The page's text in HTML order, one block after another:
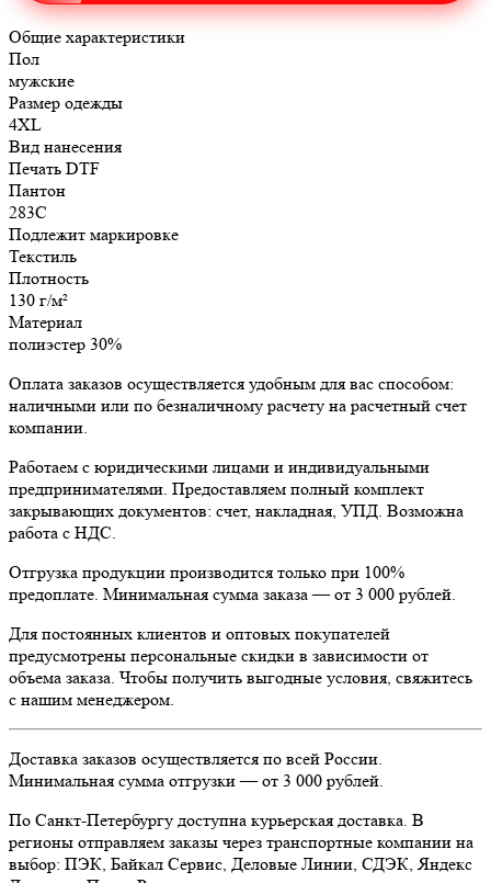
Общие характеристики
Пол
мужские
Размер одежды
4XL
Вид нанесения
Печать DTF
Пантон
283C
Подлежит маркировке
Текстиль
Плотность
130 г/м²
Материал
полиэстер 30%
Оплата заказов осуществляется удобным для вас способом:
наличными или по безналичному расчету на расчетный счет
компании.
Работаем с юридическими лицами и индивидуальными
предпринимателями. Предоставляем полный комплект
закрывающих документов: счет, накладная, УПД. Возможна
работа с НДС.
Отгрузка продукции производится только при 100%
предоплате. Минимальная сумма заказа — от 3 000 рублей.
Для постоянных клиентов и оптовых покупателей
предусмотрены персональные скидки в зависимости от
объема заказа. Чтобы получить выгодные условия, свяжитесь
с нашим менеджером.
Доставка заказов осуществляется по всей России.
Минимальная сумма отгрузки — от 3 000 рублей.
По Санкт-Петербургу доступна курьерская доставка. В
регионы отправляем заказы через транспортные компании на
выбор: ПЭК, Байкал Сервис, Деловые Линии, СДЭК, Яндекс